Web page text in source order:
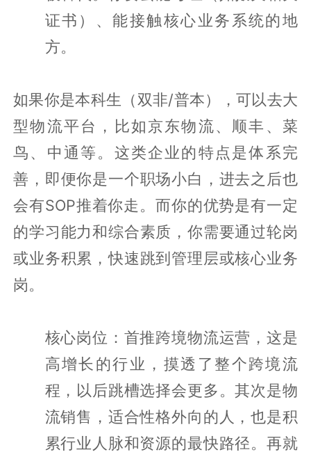
证书）、能接触核心业务系统的地
方。
如果你是本科生（双非/普本），可以去大
型物流平台，比如京东物流、顺丰、菜
鸟、中通等。这类企业的特点是体系完
善，即便你是一个职场小白，进去之后也
会有SOP推着你走。而你的优势是有一定
的学习能力和综合素质，你需要通过轮岗
或业务积累，快速跳到管理层或核心业务
岗。
核心岗位：首推跨境物流运营，这是
高增长的行业，摸透了整个跨境流
程，以后跳槽选择会更多。其次是物
流销售，适合性格外向的人，也是积
累行业人脉和资源的最快路径。再就